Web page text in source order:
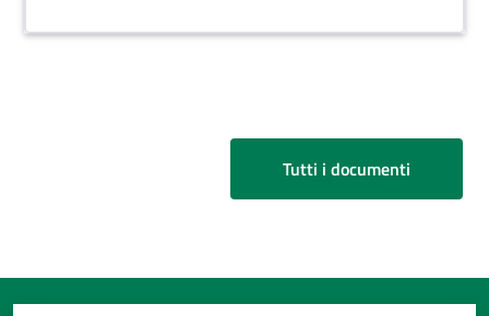
Tutti i documenti